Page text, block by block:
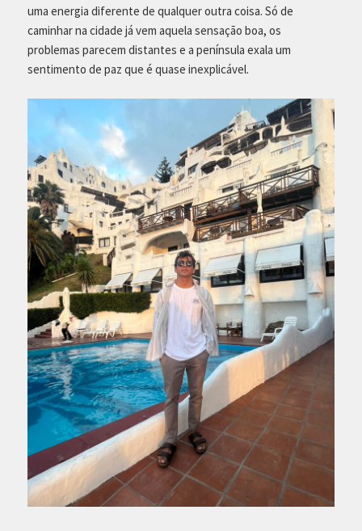
uma energia diferente de qualquer outra coisa. Só de
caminhar na cidade já vem aquela sensação boa, os
problemas parecem distantes e a península exala um
sentimento de paz que é quase inexplicável.